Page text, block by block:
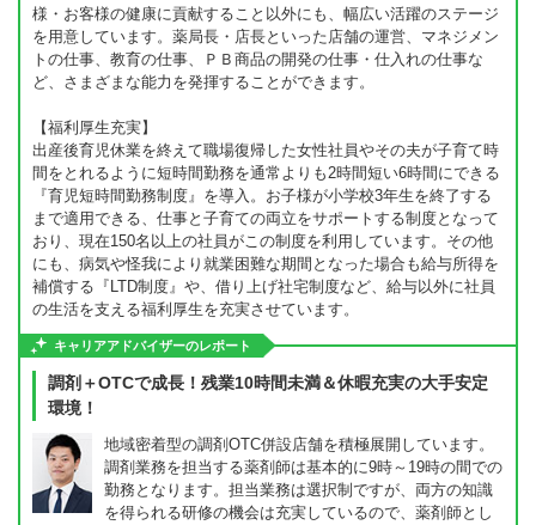
様・お客様の健康に貢献すること以外にも、幅広い活躍のステージ
を用意しています。薬局長・店長といった店舗の運営、マネジメン
トの仕事、教育の仕事、ＰＢ商品の開発の仕事・仕入れの仕事な
ど、さまざまな能力を発揮することができます。
【福利厚生充実】
出産後育児休業を終えて職場復帰した女性社員やその夫が子育て時
間をとれるように短時間勤務を通常よりも2時間短い6時間にできる
『育児短時間勤務制度』を導入。お子様が小学校3年生を終了する
まで適用できる、仕事と子育ての両立をサポートする制度となって
おり、現在150名以上の社員がこの制度を利用しています。その他
にも、病気や怪我により就業困難な期間となった場合も給与所得を
補償する『LTD制度』や、借り上げ社宅制度など、給与以外に社員
の生活を支える福利厚生を充実させています。
キャリアアドバイザーのレポート
調剤＋OTCで成長！残業10時間未満＆休暇充実の大手安定
環境！
地域密着型の調剤OTC併設店舗を積極展開しています。
調剤業務を担当する薬剤師は基本的に9時～19時の間での
勤務となります。担当業務は選択制ですが、両方の知識
を得られる研修の機会は充実しているので、薬剤師とし